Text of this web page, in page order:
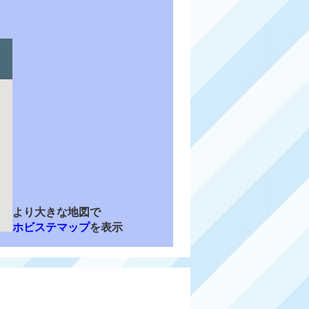
より大きな地図で
ホビステマップを表示